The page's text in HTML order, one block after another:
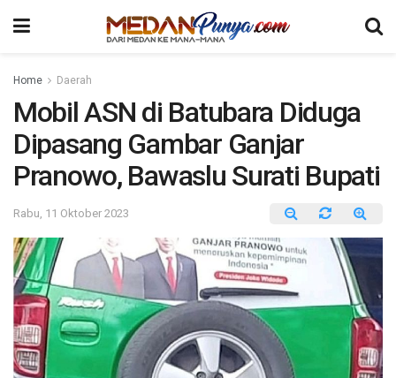
Home Daerah
Mobil ASN di Batubara Diduga
Dipasang Gambar Ganjar
Pranowo, Bawaslu Surati Bupati
Rabu, 11 Oktober 2023